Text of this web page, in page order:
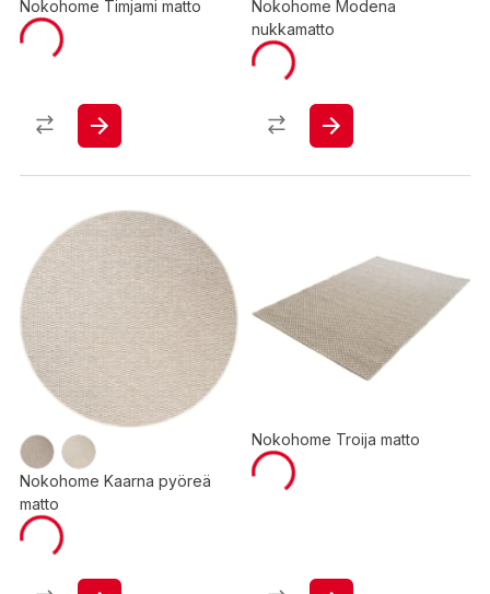
Nokohome Timjami matto
Nokohome Modena
nukkamatto
Nokohome Kaarna pyöreä
matto
Nokohome Troija matto